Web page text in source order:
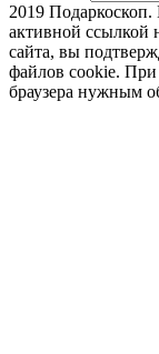
2019
активной ссылкой
сайта, вы
файлов cookie. При
браузера нужным